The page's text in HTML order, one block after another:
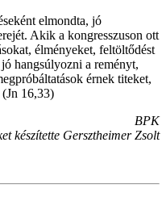
elmondta, jó
Akik a kongresszuson ott
élményeket, feltöltődést
hangsúlyozni a reményt,
érnek titeket,
16,33)
BPK
készítette Gersztheimer Zsolt